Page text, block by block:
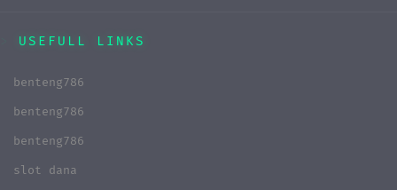
USEFULL LINKS
benteng786
benteng786
benteng786
slot dana